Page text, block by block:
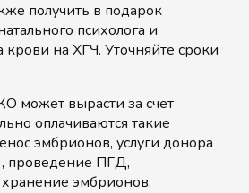
получить в подарок
психолога и
на ХГЧ. Уточняйте сроки
может вырасти за счет
оплачиваются такие
эмбрионов, услуги донора
проведение ПГД,
эмбрионов.